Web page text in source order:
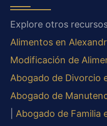
Explore otros
Alimentos en
Modificación de
Abogado de Divorcio
Abogado de
Abogado de Familia